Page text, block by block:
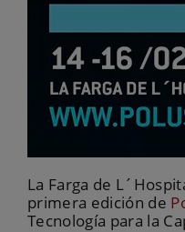
La Farga de
primera edición de
Tecnología para la